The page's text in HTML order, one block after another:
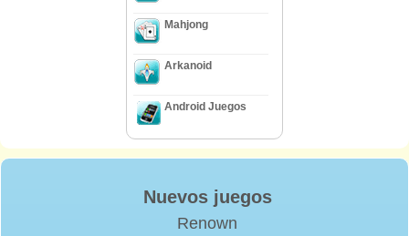
Mahjong
Arkanoid
Android Juegos
Nuevos juegos
Renown